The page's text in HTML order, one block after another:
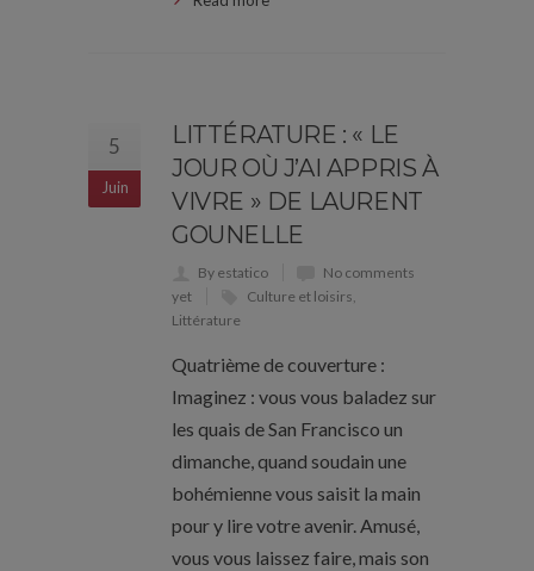
5
Juin
LITTÉRATURE : « LE
JOUR OÙ J’AI APPRIS À
VIVRE » DE LAURENT
GOUNELLE
By estatico
No comments
yet
Culture et loisirs
Littérature
Quatrième de couverture :
Imaginez : vous vous baladez sur
les quais de San Francisco un
dimanche, quand soudain une
bohémienne vous saisit la main
pour y lire votre avenir. Amusé,
vous vous laissez faire, mais son